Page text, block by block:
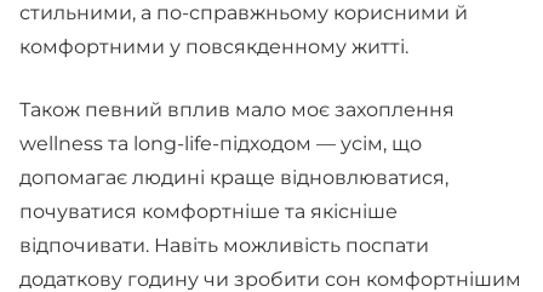
стильними, а по-справжньому корисними й
комфортними у повсякденному житті.
Також певний вплив мало моє захоплення
wellness та long-life-підходом — усім, що
допомагає людині краще відновлюватися,
почуватися комфортніше та якісніше
відпочивати. Навіть можливість поспати
додаткову годину чи зробити сон комфортнішим